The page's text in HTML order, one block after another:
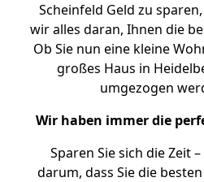
Scheinfeld Geld zu
wir alles daran, Ihnen die
Ob Sie nun eine kleine
großes Haus in
umgezogen
Wir haben immer die
Sparen Sie sich die Zeit
darum, dass Sie die